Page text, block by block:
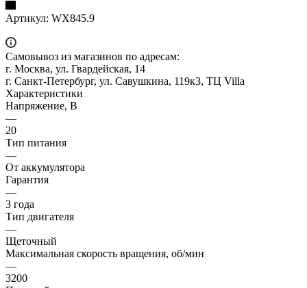
Артикул: WX845.9
Самовывоз из магазинов по адресам:
г. Москва, ул. Гвардейская, 14
г. Санкт-Петербург, ул. Савушкина, 119к3, ТЦ Villa
Характеристики
Напряжение, В
—
20
Тип питания
—
От аккумулятора
Гарантия
—
3 года
Тип двигателя
—
Щеточный
Максимальная скорость вращения, об/мин
—
3200